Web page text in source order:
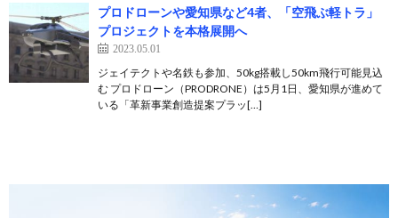
プロドローンや愛知県など4者、「空飛ぶ軽トラ」
プロジェクトを本格展開へ
2023.05.01
ジェイテクトや名鉄も参加、50kg搭載し50km飛行可能見込
む プロドローン（PRODRONE）は5月1日、愛知県が進めて
いる「革新事業創造提案プラッ[…]